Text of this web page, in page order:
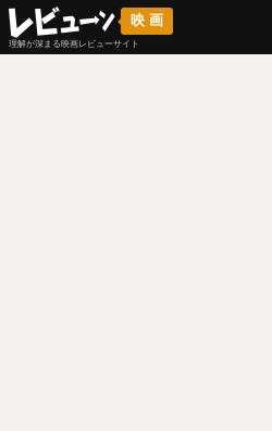
映画
理解が深まる映画レビューサイト